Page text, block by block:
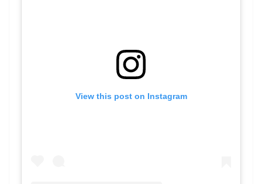
View this post on Instagram